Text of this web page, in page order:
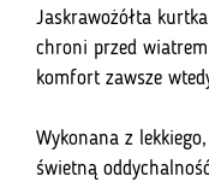
Jaskrawożółta
chroni przed wiatrem
komfort zawsze
Wykonana z
świetną